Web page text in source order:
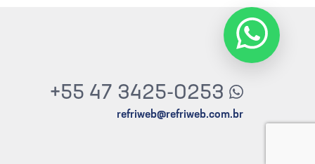
+55 47 3425-0253
refriweb@refriweb.com.br